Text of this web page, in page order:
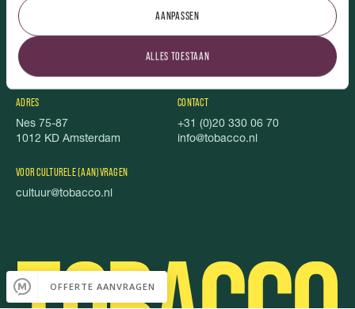
ALLES TOESTAAN
AANPASSEN
Over ons
Vacatures
TOBACCO Magazine
Foodbook
ADRES
Nes 75-87
1012 KD Amsterdam
VOOR CULTURELE (AAN)VRAGEN
cultuur@tobacco.nl
Privacy
CONTACT
+31 (0)20 330 06 70
info@tobacco.nl